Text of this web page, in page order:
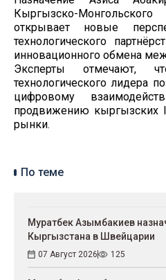
Кыргызско-
открывает новые
технологического
инновационного обмена
Эксперты отмечают,
технологического лидера
цифровому
продвижению кыргызских
рынки.
По теме
Муратбек Азымбакиев
Кыргызстана в Швейцарии
07 Август 2026 125